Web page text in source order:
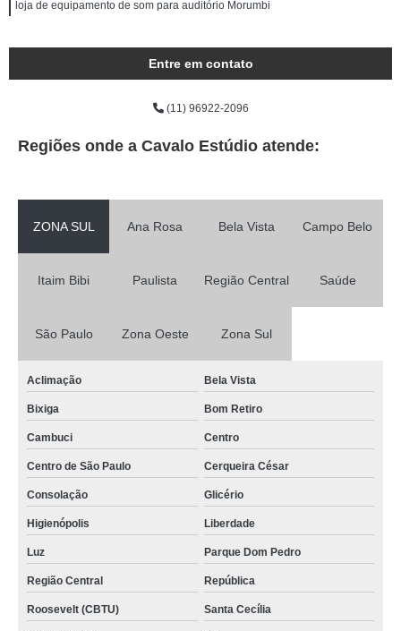
loja de equipamento de som para auditório Morumbi
Entre em contato
(11) 96922-2096
Regiões onde a Cavalo Estúdio atende:
ZONA SUL Ana Rosa Bela Vista Campo Belo
Itaim Bibi Paulista Região Central Saúde
São Paulo Zona Oeste Zona Sul
Aclimação Bela Vista
Bixiga Bom Retiro
Cambuci Centro
Centro de São Paulo Cerqueira César
Consolação Glicério
Higienópolis Liberdade
Luz Parque Dom Pedro
Região Central República
Roosevelt (CBTU) Santa Cecília